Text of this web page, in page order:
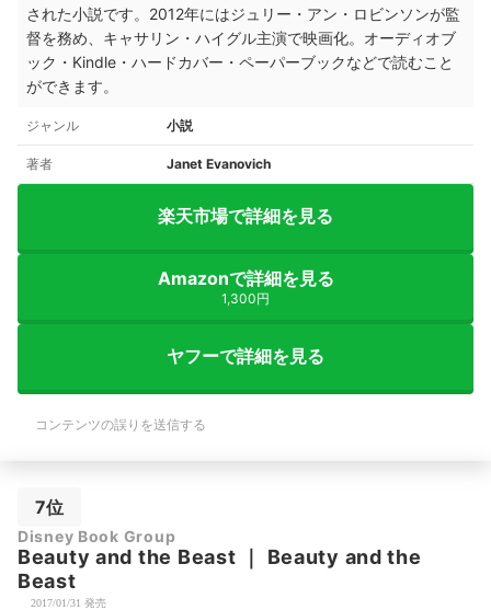
された小説です。2012年にはジュリー・アン・ロビンソンが監
督を務め、キャサリン・ハイグル主演で映画化。オーディオブ
ック・Kindle・ハードカバー・ペーパーブックなどで読むこと
ができます。
ジャンル 小説
著者 Janet Evanovich
楽天市場で詳細を見る
Amazonで詳細を見る
1,300円
ヤフーで詳細を見る
コンテンツの誤りを送信する
7位
Disney Book Group
Beauty and the Beast ｜ Beauty and the
Beast
2017/01/31 発売